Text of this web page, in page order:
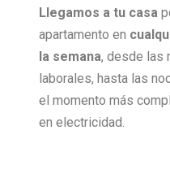
Llegamos a tu casa
apartamento en
la semana, desde las
laborales, hasta las
el momento más
en electricidad.